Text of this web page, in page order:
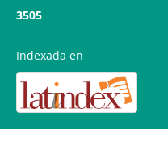
3505
Indexada en